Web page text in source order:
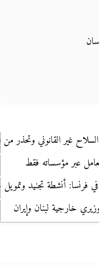
غير القانوني وتحذر من
عبر مؤسساته فقط
في فرنسا: أنشطة تجنيد
خارجية لبنان وإيران